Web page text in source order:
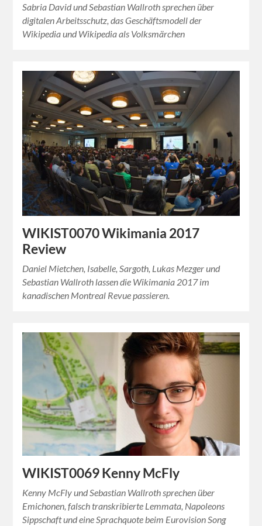
Sabria David und Sebastian Wallroth sprechen über
digitalen Arbeitsschutz, das Geschäftsmodell der
Wikipedia und Wikipedia als Volksmärchen
WIKIST0070 Wikimania 2017
Review
Daniel Mietchen, Isabelle, Sargoth, Lukas Mezger und
Sebastian Wallroth lassen die Wikimania 2017 im
kanadischen Montreal Revue passieren.
WIKIST0069 Kenny McFly
Kenny McFly und Sebastian Wallroth sprechen über
Emichonen, falsch transkribierte Lemmata, Napoleons
Sippschaft und eine Sprachquote beim Eurovision Song